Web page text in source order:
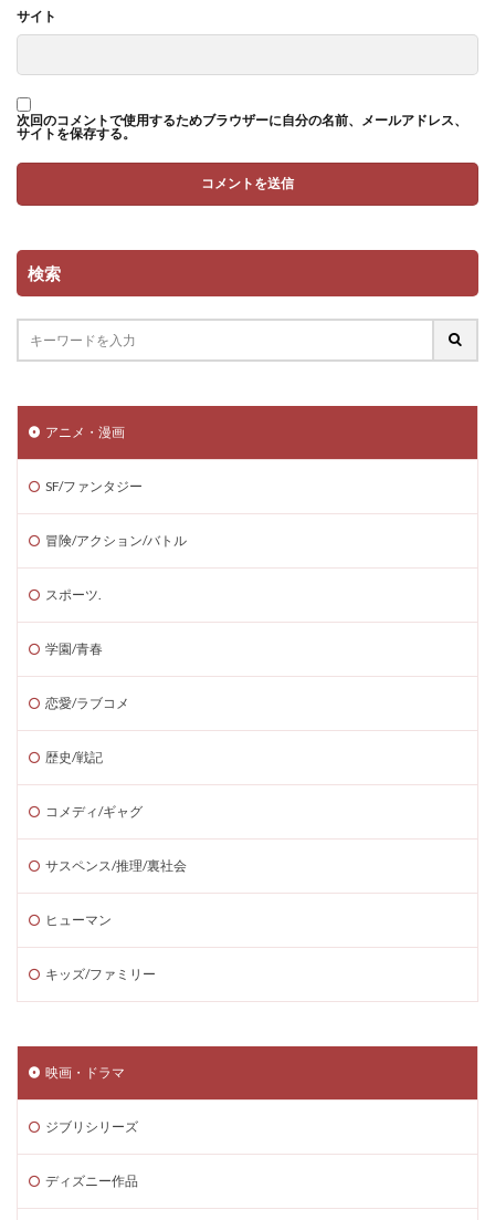
サイト
次回のコメントで使用するためブラウザーに自分の名前、メールアドレス、
サイトを保存する。
検索
アニメ・漫画
SF/ファンタジー
冒険/アクション/バトル
スポーツ.
学園/青春
恋愛/ラブコメ
歴史/戦記
コメディ/ギャグ
サスペンス/推理/裏社会
ヒューマン
キッズ/ファミリー
映画・ドラマ
ジブリシリーズ
ディズニー作品